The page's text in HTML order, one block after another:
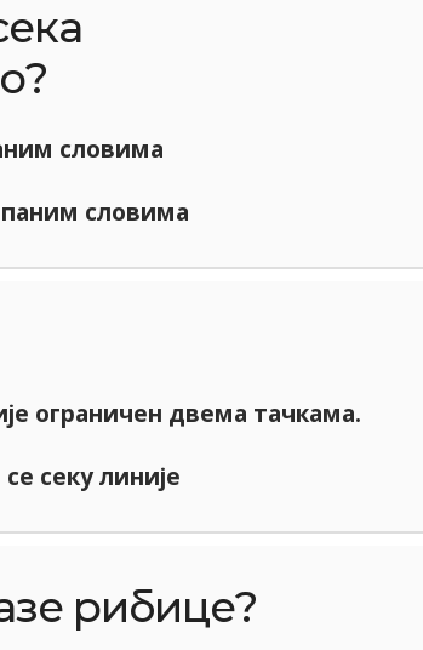
словима
словима
ограничен двема тачкама.
секу линије
рибице?